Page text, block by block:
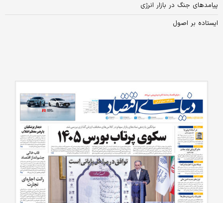
پیامدهای جنگ در بازار انرژی
ایستاده بر اصول